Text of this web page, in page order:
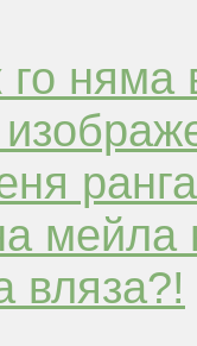
няма
вляза?!